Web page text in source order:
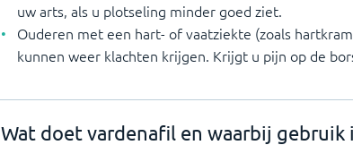
uw arts, als u plotseling minder goed ziet.
Ouderen met een hart- of vaatziekte (zoals
kunnen weer klachten krijgen. Krijgt u pijn op de
Wat doet vardenafil en waarbij gebruik